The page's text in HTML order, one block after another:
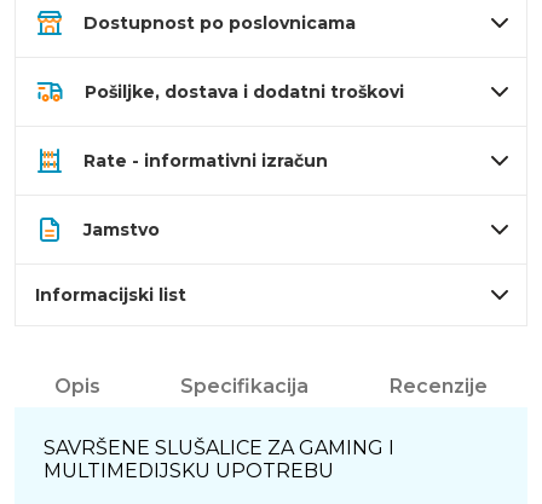
Dostupnost po poslovnicama
Pošiljke, dostava i dodatni troškovi
Rate - informativni izračun
Jamstvo
Informacijski list
Opis Specifikacija Recenzije
SAVRŠENE SLUŠALICE ZA GAMING I
MULTIMEDIJSKU UPOTREBU